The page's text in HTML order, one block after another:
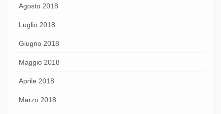
Agosto 2018
Luglio 2018
Giugno 2018
Maggio 2018
Aprile 2018
Marzo 2018